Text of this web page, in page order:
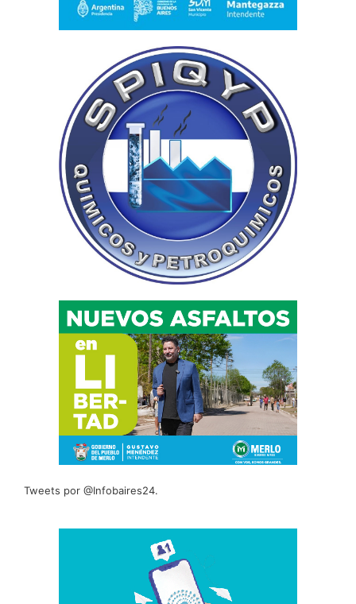
Tweets por @Infobaires24.